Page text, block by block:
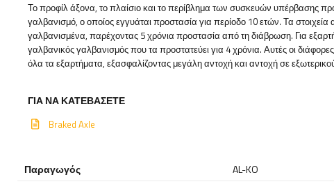
Το προφίλ άξονα, το πλαίσιο και το περίβλημα των συσκευών υπέρβασης
γαλβανισμό, ο οποίος εγγυάται προστασία για περίοδο 10 ετών. Τα
γαλβανισμένα, παρέχοντας 5 χρόνια προστασία από τη διάβρωση. Για
γαλβανικός γαλβανισμός που τα προστατεύει για 4 χρόνια. Αυτές οι
όλα τα εξαρτήματα, εξασφαλίζοντας μεγάλη αντοχή και αντοχή σε
ΓΙΑ ΝΑ ΚΑΤΕΒΆΣΕΤΕ
Braked Axle
Παραγωγός
AL-KO